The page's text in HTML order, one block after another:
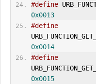
#define
0x0013
#define
URB_FUNCTION_
0x0014
#define
URB_FUNCTION_
0x0015